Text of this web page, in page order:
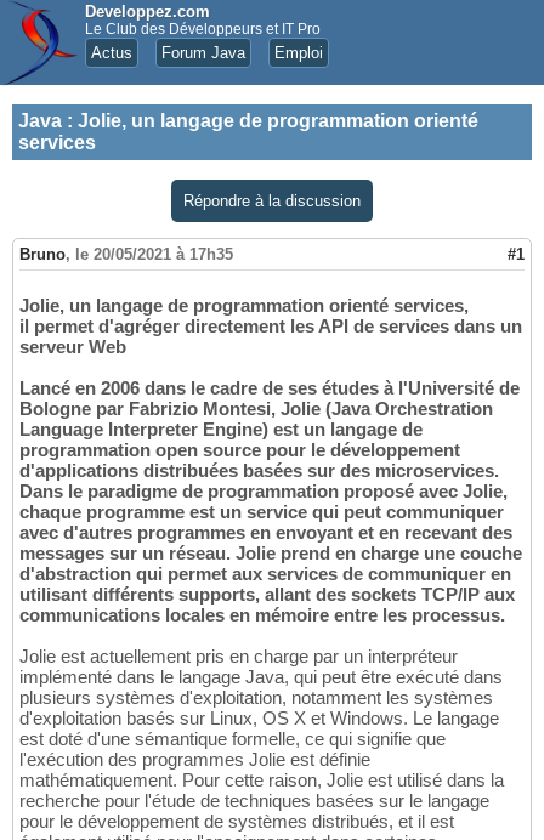
Developpez.com
Le Club des Développeurs et IT Pro
Actus Forum Java Emploi
Java : Jolie, un langage de programmation orienté
services
Répondre à la discussion
Bruno, le 20/05/2021 à 17h35 #1
Jolie, un langage de programmation orienté services,
il permet d'agréger directement les API de services dans un
serveur Web
Lancé en 2006 dans le cadre de ses études à l'Université de
Bologne par Fabrizio Montesi, Jolie (Java Orchestration
Language Interpreter Engine) est un langage de
programmation open source pour le développement
d'applications distribuées basées sur des microservices.
Dans le paradigme de programmation proposé avec Jolie,
chaque programme est un service qui peut communiquer
avec d'autres programmes en envoyant et en recevant des
messages sur un réseau. Jolie prend en charge une couche
d'abstraction qui permet aux services de communiquer en
utilisant différents supports, allant des sockets TCP/IP aux
communications locales en mémoire entre les processus.
Jolie est actuellement pris en charge par un interpréteur
implémenté dans le langage Java, qui peut être exécuté dans
plusieurs systèmes d'exploitation, notamment les systèmes
d'exploitation basés sur Linux, OS X et Windows. Le langage
est doté d'une sémantique formelle, ce qui signifie que
l'exécution des programmes Jolie est définie
mathématiquement. Pour cette raison, Jolie est utilisé dans la
recherche pour l'étude de techniques basées sur le langage
pour le développement de systèmes distribués, et il est